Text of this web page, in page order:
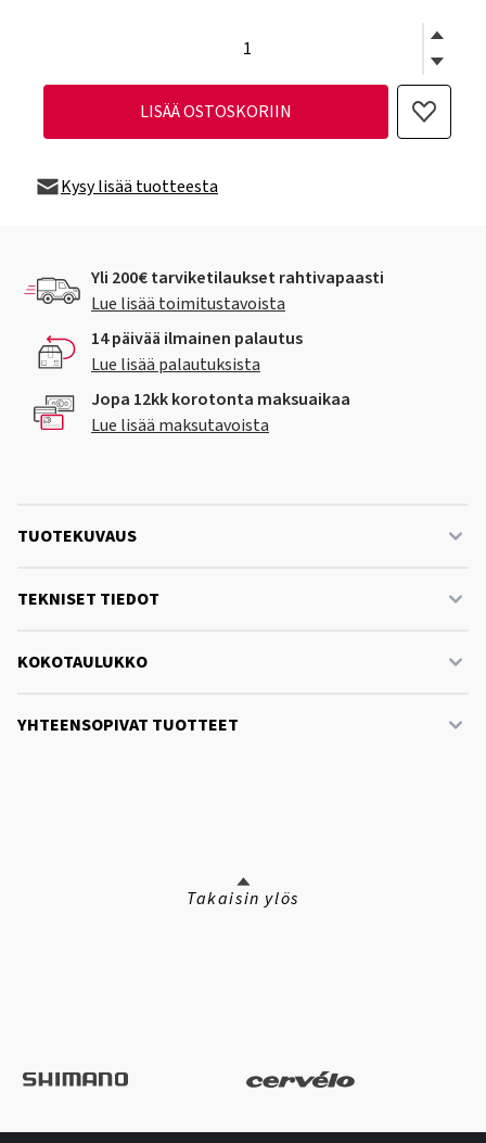
LISÄÄ OSTOSKORIIN
Kysy lisää tuotteesta
Yli 200€ tarviketilaukset rahtivapaasti
Lue lisää toimitustavoista
14 päivää ilmainen palautus
Lue lisää palautuksista
Jopa 12kk korotonta maksuaikaa
Lue lisää maksutavoista
TUOTEKUVAUS
TEKNISET TIEDOT
KOKOTAULUKKO
YHTEENSOPIVAT TUOTTEET
Takaisin ylös